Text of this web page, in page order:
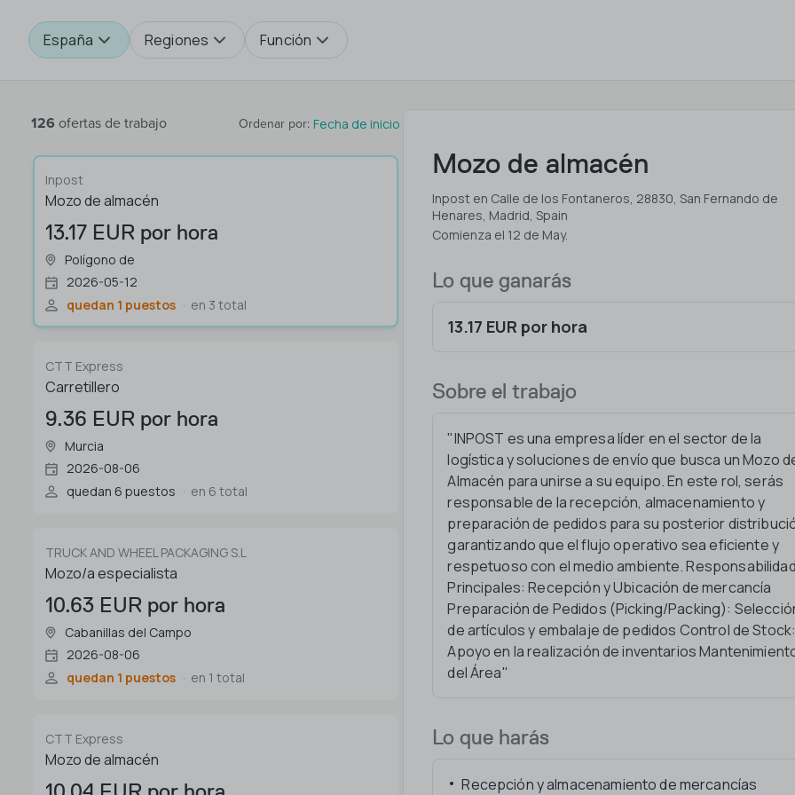
España Regiones Función
126 ofertas de trabajo Ordenar por: Fecha de inicio
Inpost
Mozo de almacén
13.17 EUR por hora
Polígono de
2026-05-12
quedan 1 puestos
en 3 total
CTT Express
Carretillero
9.36 EUR por hora
Murcia
2026-08-06
quedan 6 puestos
en 6 total
TRUCK AND WHEEL PACKAGING S.L
Mozo/a especialista
10.63 EUR por hora
Cabanillas del Campo
2026-08-06
quedan 1 puestos
en 1 total
CTT Express
Mozo de almacén
Mozo de almacén
Inpost en Calle de los Fontaneros, 28830, San Fernando de
Henares, Madrid, Spain
Comienza el 12 de May.
Lo que ganarás
13.17 EUR por hora
Sobre el trabajo
"INPOST es una empresa líder en el sector de la
logística y soluciones de envío que busca un Mozo
Almacén para unirse a su equipo. En este rol, serás
responsable de la recepción, almacenamiento y
preparación de pedidos para su posterior
garantizando que el flujo operativo sea eficiente y
respetuoso con el medio ambiente.
Principales: Recepción y Ubicación de mercancía
Preparación de Pedidos (Picking/Packing):
de artículos y embalaje de pedidos Control de Stock:
Apoyo en la realización de inventarios
del Área"
Lo que harás
Recepción y almacenamiento de mercancías